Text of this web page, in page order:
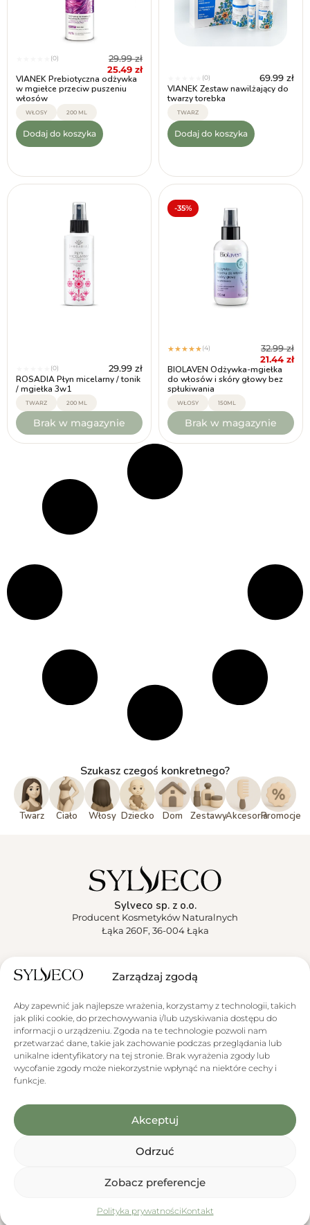
Zarządzaj zgodą
Aby zapewnić jak najlepsze wrażenia, korzystamy z technologii, takich
jak pliki cookie, do przechowywania i/lub uzyskiwania dostępu do
informacji o urządzeniu. Zgoda na te technologie pozwoli nam
przetwarzać dane, takie jak zachowanie podczas przeglądania lub
unikalne identyfikatory na tej stronie. Brak wyrażenia zgody lub
wycofanie zgody może niekorzystnie wpłynąć na niektóre cechy i
funkcje.
Akceptuj
Odrzuć
Zobacz preferencje
Polityka prywatnościKontakt
Menu Produkty
(0) 29.99zł
25.49 zł
VIANEK Prebiotyczna odżywka
w mgiełce przeciw puszeniu
włosów
WŁOSY 200 ML
Dodaj do koszyka
(0) 69.99 zł
VIANEK Zestaw nawilżający do
twarzy torebka
TWARZ
Dodaj do koszyka
(0) 29.99 zł
ROSADIA Płyn micelarny / tonik
/ mgiełka 3w1
TWARZ 200 ML
Brak w magazynie
-35%
★★★★★(4) 32.99zł
21.44 zł
BIOLAVEN Odżywka-mgiełka
do włosów i skóry głowy bez
spłukiwania
WŁOSY 150ML
Brak w magazynie
Szukasz czegoś konkretnego?
Twarz Ciało Włosy Dziecko Dom ZestawyAkcesoriaPromocje
Sylveco sp. z o.o.
Producent Kosmetyków Naturalnych
Łąka 260F, 36-004 Łąka
Sylveco
Obsługa klienta
Informacja o wykorzystaniu AI
Niektóre materiały graficzne prezentowane na stronie zawierają
elementy wygenerowane lub zmodyfikowane przy użyciu narzędzi